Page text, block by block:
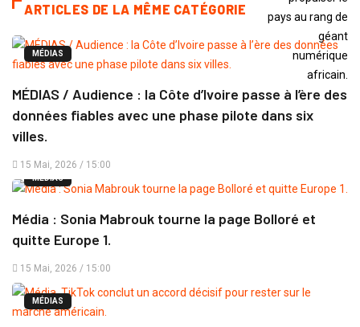
ARTICLES DE LA MÊME CATÉGORIE
MÉDIAS
MÉDIAS / Audience : la Côte d’Ivoire passe à l’ère des
données fiables avec une phase pilote dans six
villes.
15 Mai, 2026 / 15:00
MÉDIAS
Média : Sonia Mabrouk tourne la page Bolloré et
quitte Europe 1.
15 Mai, 2026 / 15:00
MÉDIAS